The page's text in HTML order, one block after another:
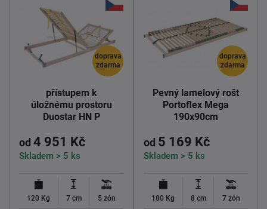
doprava
zdarma
přístupem k
úložnému prostoru
Duostar HN P
od 4 951 Kč
Skladem > 5 ks
120 Kg 7 cm 5 zón
doprava
zdarma
Pevný lamelový rošt
Portoflex Mega
190x90cm
od 5 169 Kč
Skladem > 5 ks
180 Kg 8 cm 7 zón